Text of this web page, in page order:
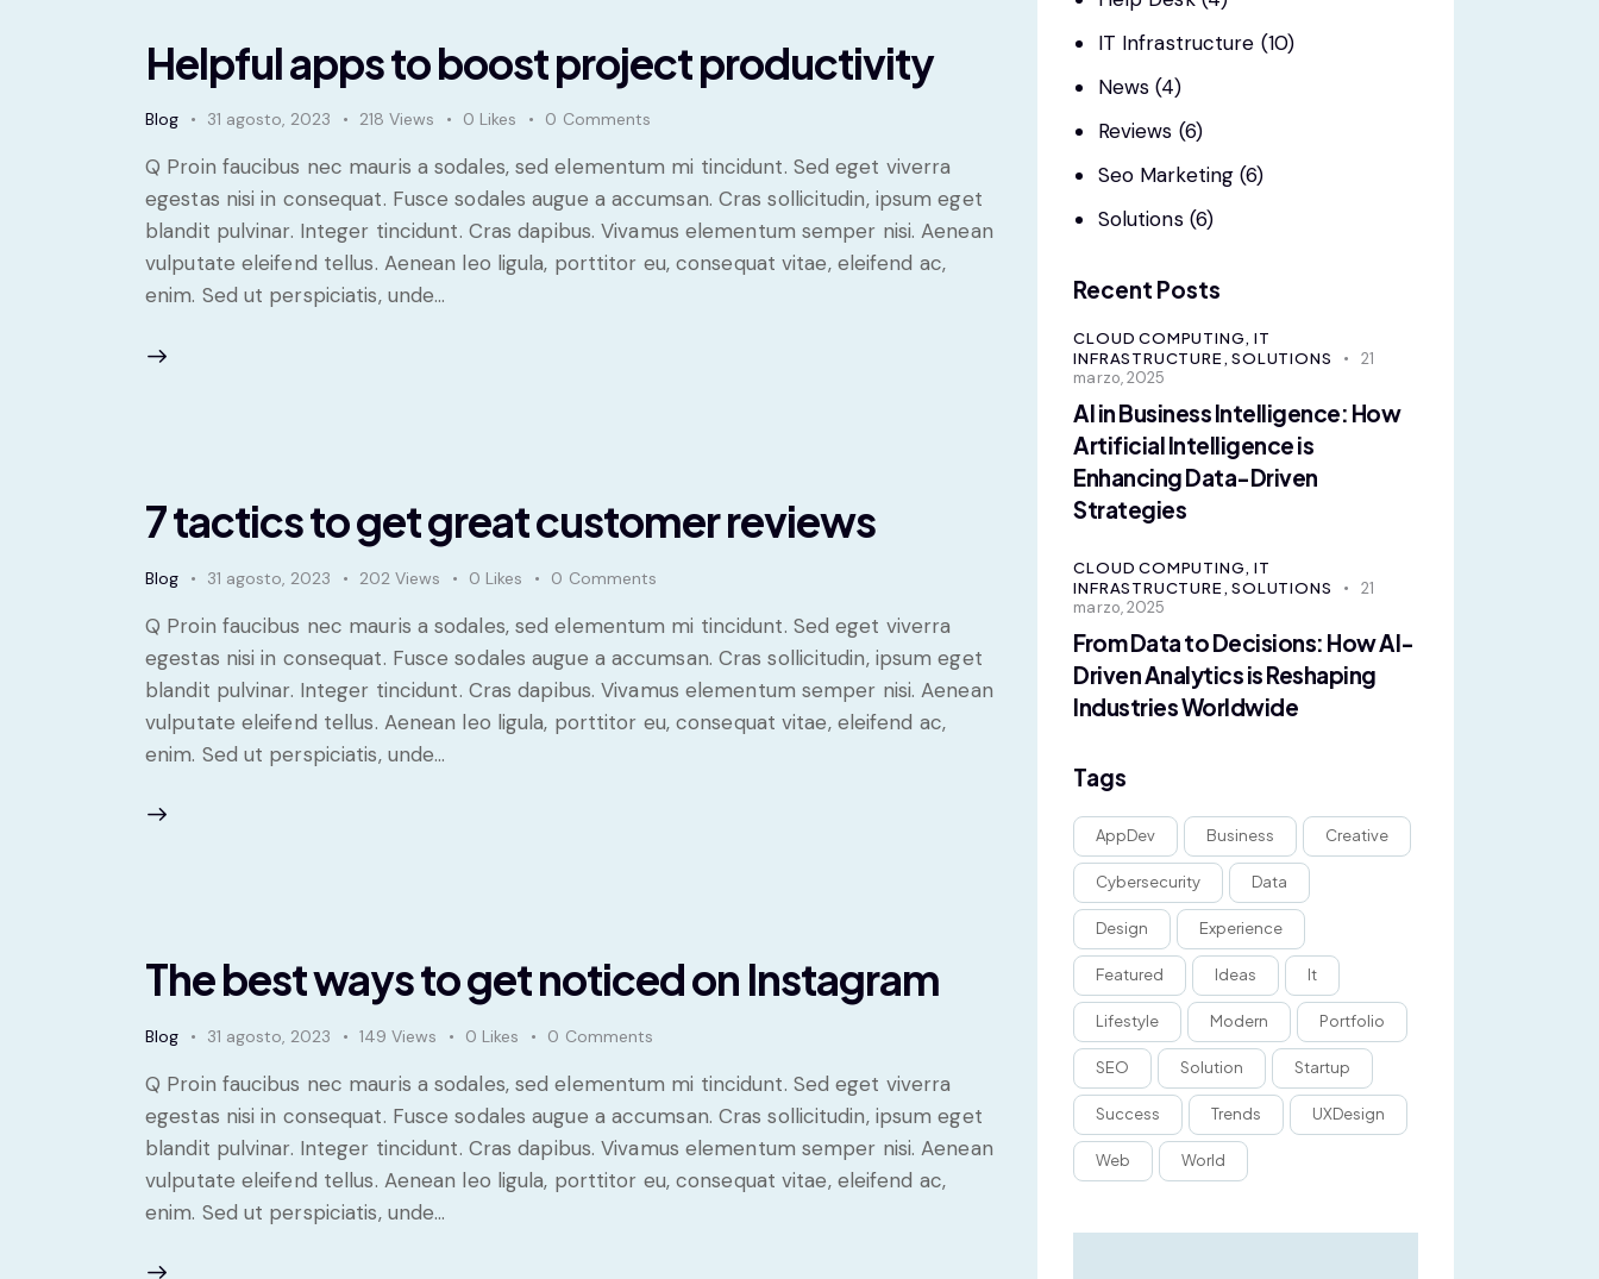
Helpful apps to boost project productivity
Blog 31 agosto, 2023 218 Views 0 Likes 0 Comments
Q Proin faucibus nec mauris a sodales, sed elementum mi tincidunt. Sed eget viverra
egestas nisi in consequat. Fusce sodales augue a accumsan. Cras sollicitudin, ipsum eget
blandit pulvinar. Integer tincidunt. Cras dapibus. Vivamus elementum semper nisi. Aenean
vulputate eleifend tellus. Aenean leo ligula, porttitor eu, consequat vitae, eleifend ac,
enim. Sed ut perspiciatis, unde…
7 tactics to get great customer reviews
Blog 31 agosto, 2023 202 Views 0 Likes 0 Comments
Q Proin faucibus nec mauris a sodales, sed elementum mi tincidunt. Sed eget viverra
egestas nisi in consequat. Fusce sodales augue a accumsan. Cras sollicitudin, ipsum eget
blandit pulvinar. Integer tincidunt. Cras dapibus. Vivamus elementum semper nisi. Aenean
vulputate eleifend tellus. Aenean leo ligula, porttitor eu, consequat vitae, eleifend ac,
enim. Sed ut perspiciatis, unde…
The best ways to get noticed on Instagram
Blog 31 agosto, 2023 149 Views 0 Likes 0 Comments
Q Proin faucibus nec mauris a sodales, sed elementum mi tincidunt. Sed eget viverra
egestas nisi in consequat. Fusce sodales augue a accumsan. Cras sollicitudin, ipsum eget
blandit pulvinar. Integer tincidunt. Cras dapibus. Vivamus elementum semper nisi. Aenean
vulputate eleifend tellus. Aenean leo ligula, porttitor eu, consequat vitae, eleifend ac,
enim. Sed ut perspiciatis, unde…
IT Infrastructure (10)
News (4)
Reviews (6)
Seo Marketing (6)
Solutions(6)
Recent Posts
CLOUD COMPUTING, IT
INFRASTRUCTURE,SOLUTIONS
21
marzo, 2025
AI in Business Intelligence: How
Artificial Intelligence is
Enhancing Data-Driven
Strategies
CLOUD COMPUTING, IT
INFRASTRUCTURE,SOLUTIONS
21
marzo, 2025
From Data to Decisions: How AI-
Driven Analytics is Reshaping
Industries Worldwide
Tags
AppDev Business Creative
Cybersecurity Data
Design Experience
Featured Ideas It
Lifestyle Modern Portfolio
SEO Solution Startup
Success Trends UXDesign
Web World